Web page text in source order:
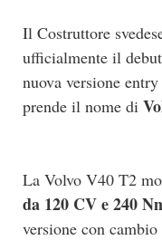
Il Costruttore
ufficialmente il
nuova versione
prende il nome di
La Volvo V40 T2
da 120 CV e 240
versione con